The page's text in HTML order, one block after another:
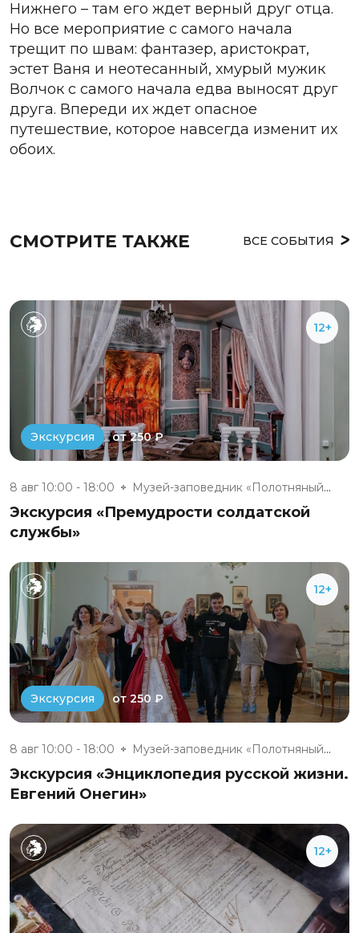
Нижнего – там его ждет верный друг отца.
Но все мероприятие с самого начала
трещит по швам: фантазер, аристократ,
эстет Ваня и неотесанный, хмурый мужик
Волчок с самого начала едва выносят друг
друга. Впереди их ждет опасное
путешествие, которое навсегда изменит их
обоих.
СМОТРИТЕ ТАКЖЕ ВСЕ СОБЫТИЯ
12+
Экскурсия от 250 ₽
8 авг 10:00 - 18:00 Музей-заповедник «Полотняный З...
Экскурсия «Премудрости солдатской
службы»
12+
Экскурсия от 250 ₽
8 авг 10:00 - 18:00 Музей-заповедник «Полотняный З...
Экскурсия «Энциклопедия русской жизни.
Евгений Онегин»
12+